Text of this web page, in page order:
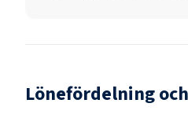
Lönefördelning